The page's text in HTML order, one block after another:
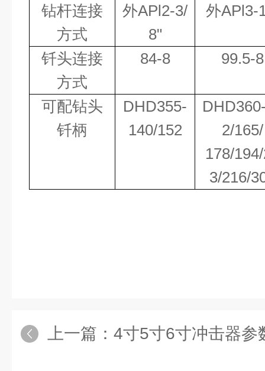
钻杆连接
方式
外APl2-3/
8"
外APl3-
钎头连接
方式
84-8 99.5-8
可配钻头
钎柄
DHD355-
140/152
2/165/
178/
3/216/
上一篇： 4寸5寸6寸冲击器参